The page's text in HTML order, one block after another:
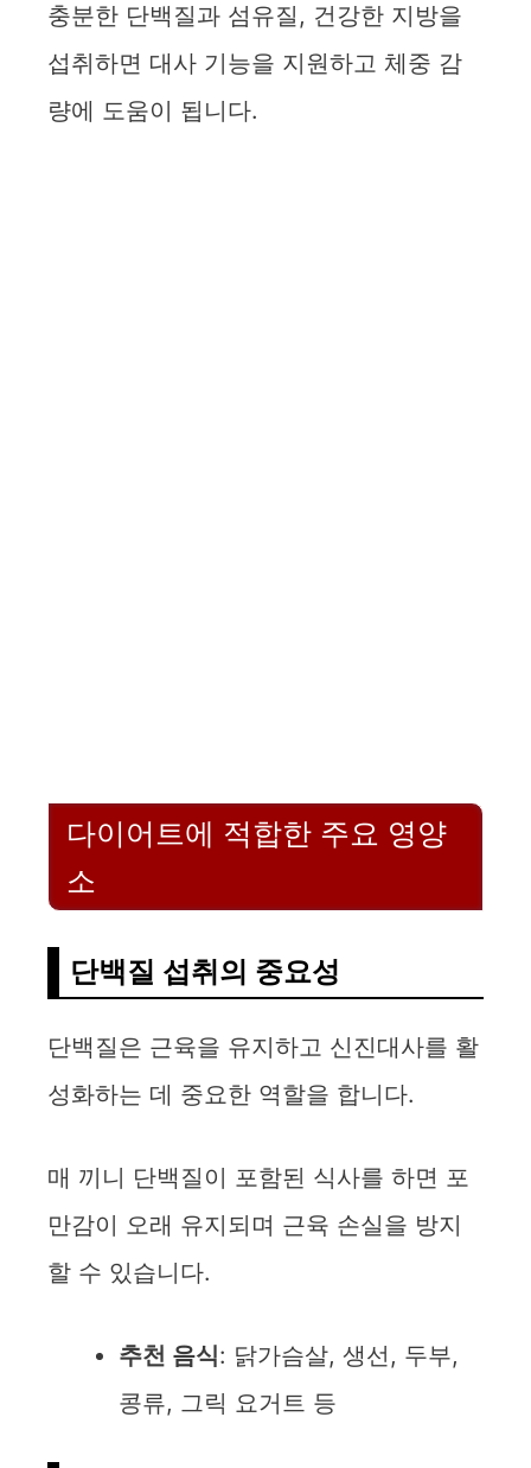
충분한 단백질과 섬유질, 건강한 지방을
섭취하면 대사 기능을 지원하고 체중 감
량에 도움이 됩니다.
다이어트에 적합한 주요 영양
소
단백질 섭취의 중요성
단백질은 근육을 유지하고 신진대사를 활
성화하는 데 중요한 역할을 합니다.
매 끼니 단백질이 포함된 식사를 하면 포
만감이 오래 유지되며 근육 손실을 방지
할 수 있습니다.
추천 음식: 닭가슴살, 생선, 두부,
콩류, 그릭 요거트 등